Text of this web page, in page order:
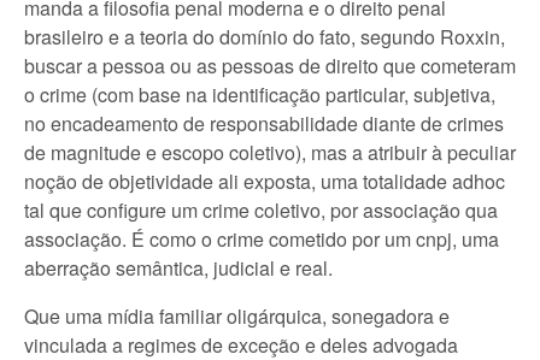
manda a filosofia penal moderna e o direito penal
brasileiro e a teoria do domínio do fato, segundo Roxxin,
buscar a pessoa ou as pessoas de direito que cometeram
o crime (com base na identificação particular, subjetiva,
no encadeamento de responsabilidade diante de crimes
de magnitude e escopo coletivo), mas a atribuir à peculiar
noção de objetividade ali exposta, uma totalidade adhoc
tal que configure um crime coletivo, por associação qua
associação. É como o crime cometido por um cnpj, uma
aberração semântica, judicial e real.
Que uma mídia familiar oligárquica, sonegadora e
vinculada a regimes de exceção e deles advogada